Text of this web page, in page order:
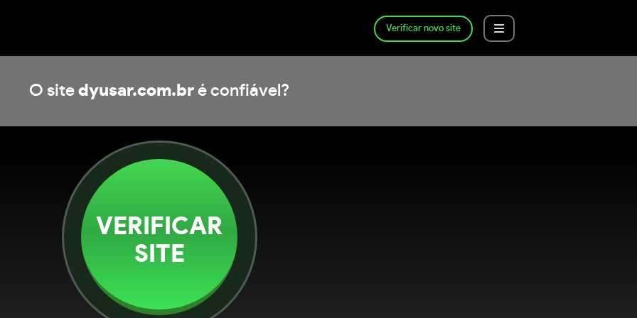
Verificar novo site
O site dyusar.com.br é confiável?
VERIFICAR
SITE